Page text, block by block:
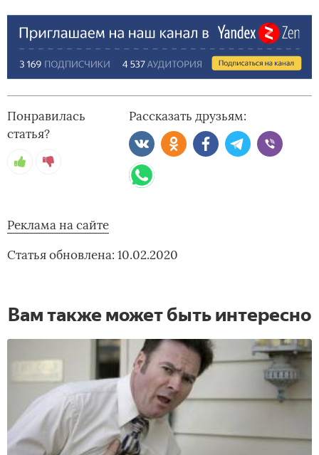
Понравилась
статья?
Рассказать друзьям:
Реклама на сайте
Статья обновлена: 10.02.2020
Вам также может быть интересно